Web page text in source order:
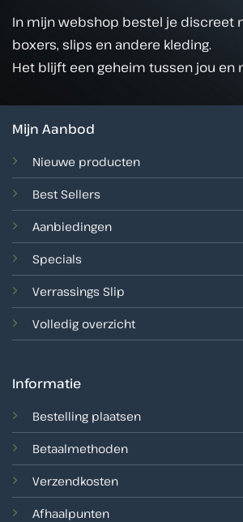
In mijn webshop bestel je discreet
boxers, slips en andere kleding.
Het blijft een geheim tussen jou en
Mijn Aanbod
Nieuwe producten
Best Sellers
Aanbiedingen
Specials
Verrassings Slip
Volledig overzicht
Informatie
Bestelling plaatsen
Betaalmethoden
Verzendkosten
Afhaalpunten